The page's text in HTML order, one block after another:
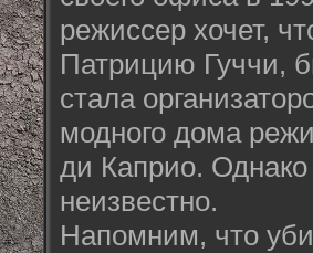
режиссер хочет,
Патрицию Гуччи,
стала
модного дома
ди Каприо.
неизвестно.
Напомним, что